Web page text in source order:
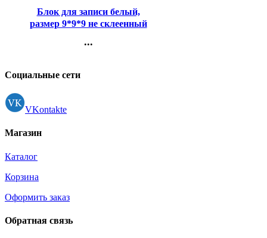
Блок для записи белый,
размер 9*9*9 не склеенный
(Attomex) арт.2012904
...
Регистрация
Социальные сети
VKontakte
Магазин
Каталог
Корзина
Оформить заказ
Обратная связь